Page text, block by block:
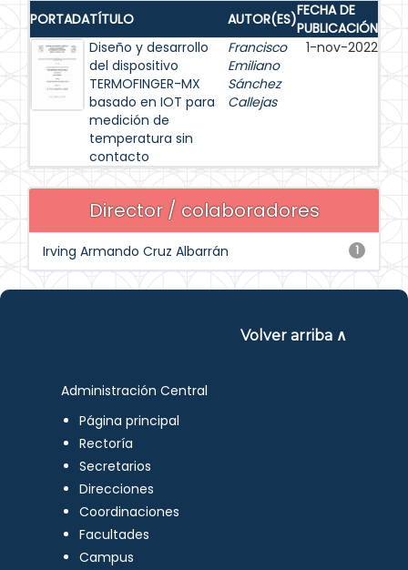
PORTADATÍTULO AUTOR(ES)FECHA DE
PUBLICACIÓN
Diseño y desarrollo
del dispositivo
TERMOFINGER-MX
basado en IOT para
medición de
temperatura sin
contacto
Francisco
Emiliano
Sánchez
Callejas
1-nov-2022
Director / colaboradores
1
Irving Armando Cruz Albarrán
Volver arriba ∧
Administración Central
Página principal
Rectoría
Secretarios
Direcciones
Coordinaciones
Facultades
Campus